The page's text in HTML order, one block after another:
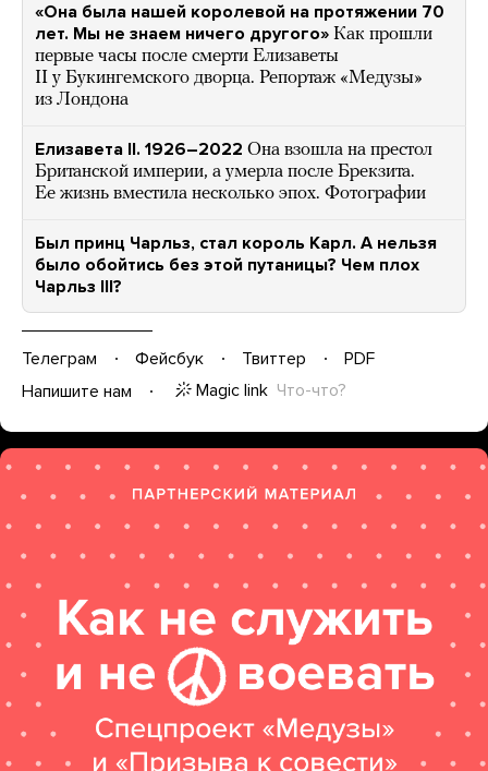
«Она была нашей королевой на протяжении 70
лет. Мы не знаем ничего другого» Как прошли
первые часы после смерти Елизаветы
II у Букингемского дворца. Репортаж «Медузы»
из Лондона
Елизавета II. 1926–2022 Она взошла на престол
Британской империи, а умерла после Брекзита.
Ее жизнь вместила несколько эпох. Фотографии
Был принц Чарльз, стал король Карл. А нельзя
было обойтись без этой путаницы? Чем плох
Чарльз III?
Телеграм Фейсбук Твиттер
PDF
Напишите нам
Magic link Что-что?